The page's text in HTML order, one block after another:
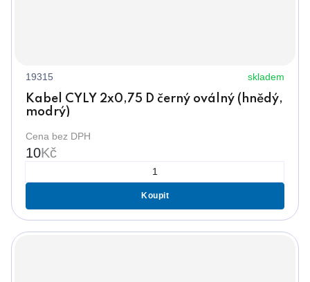
19315 skladem
Kabel CYLY 2x0,75 D černý oválný (hnědý,
modrý)
Cena bez DPH
10Kč
Koupit